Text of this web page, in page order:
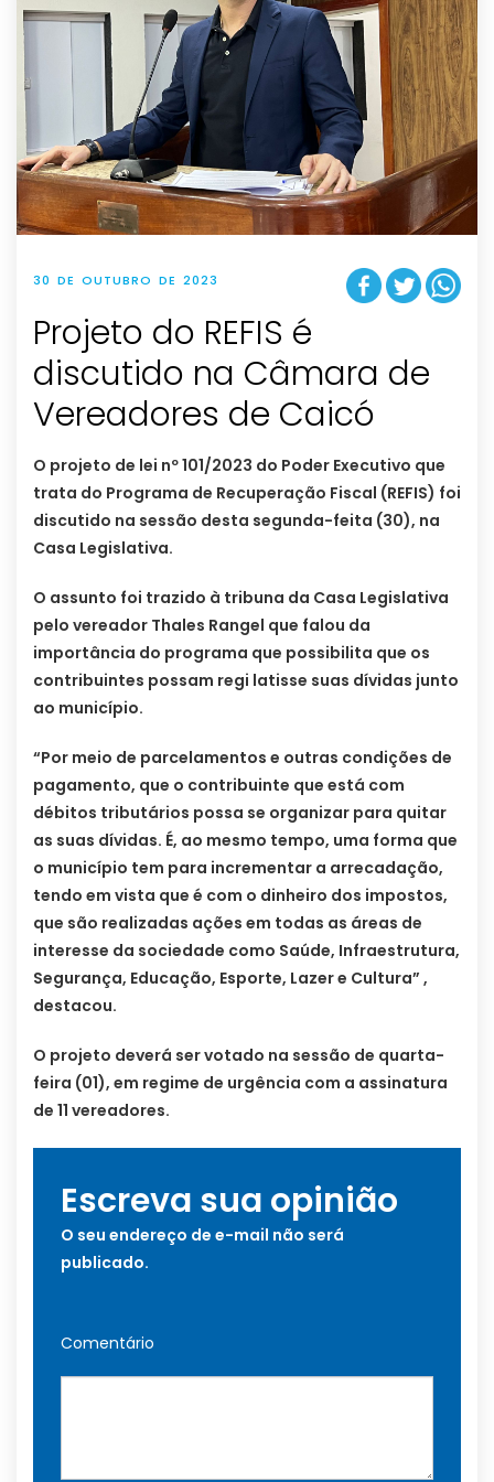
30 DE OUTUBRO DE 2023
Projeto do REFIS é
discutido na Câmara de
Vereadores de Caicó
O projeto de lei nº 101/2023 do Poder Executivo que
trata do Programa de Recuperação Fiscal (REFIS) foi
discutido na sessão desta segunda-feita (30), na
Casa Legislativa.
O assunto foi trazido à tribuna da Casa Legislativa
pelo vereador Thales Rangel que falou da
importância do programa que possibilita que os
contribuintes possam regi latisse suas dívidas junto
ao município.
“Por meio de parcelamentos e outras condições de
pagamento, que o contribuinte que está com
débitos tributários possa se organizar para quitar
as suas dívidas. É, ao mesmo tempo, uma forma que
o município tem para incrementar a arrecadação,
tendo em vista que é com o dinheiro dos impostos,
que são realizadas ações em todas as áreas de
interesse da sociedade como Saúde, Infraestrutura,
Segurança, Educação, Esporte, Lazer e Cultura” ,
destacou.
O projeto deverá ser votado na sessão de quarta-
feira (01), em regime de urgência com a assinatura
de 11 vereadores.
Escreva sua opinião
O seu endereço de e-mail não será
publicado.
Comentário